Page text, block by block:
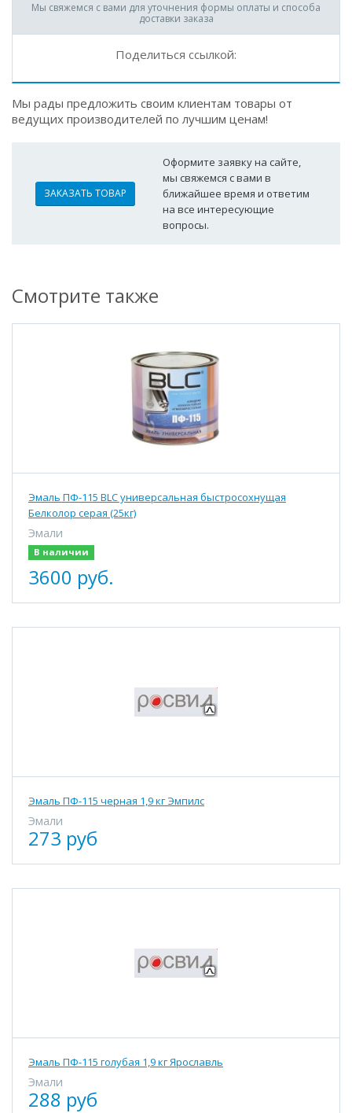
Мы свяжемся с вами для уточнения формы оплаты и способа
доставки заказа
Поделиться ссылкой:
Мы рады предложить своим клиентам товары от
ведущих производителей по лучшим ценам!
ЗАКАЗАТЬ ТОВАР
Оформите заявку на сайте,
мы свяжемся с вами в
ближайшее время и ответим
на все интересующие
вопросы.
Смотрите также
Эмаль ПФ-115 BLC универсальная быстросохнущая
Белколор серая (25кг)
Эмали
В наличии
3600 руб.
Эмаль ПФ-115 черная 1,9 кг Эмпилс
Эмали
273 руб
Эмаль ПФ-115 голубая 1,9 кг Ярославль
Эмали
288 руб